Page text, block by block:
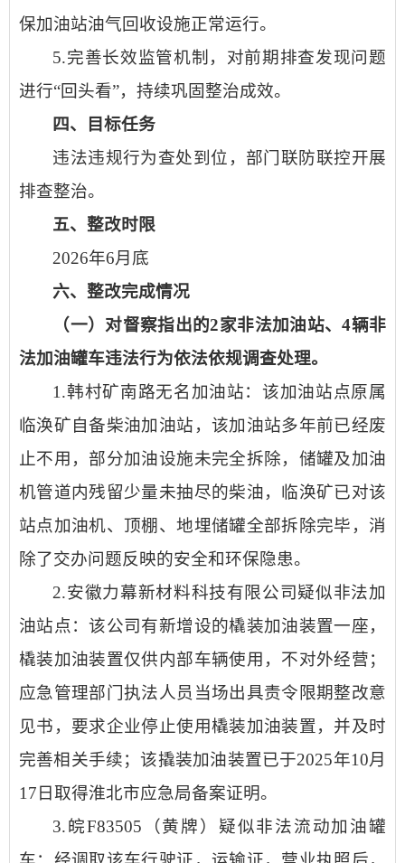
保加油站油气回收设施正常运行。
5.完善长效监管机制，对前期排查发现问题
进行“回头看”，持续巩固整治成效。
四、目标任务
违法违规行为查处到位，部门联防联控开展
排查整治。
五、整改时限
2026年6月底
六、整改完成情况
（一）对督察指出的2家非法加油站、4辆非
法加油罐车违法行为依法依规调查处理。
1.韩村矿南路无名加油站：该加油站点原属
临涣矿自备柴油加油站，该加油站多年前已经废
止不用，部分加油设施未完全拆除，储罐及加油
机管道内残留少量未抽尽的柴油，临涣矿已对该
站点加油机、顶棚、地埋储罐全部拆除完毕，消
除了交办问题反映的安全和环保隐患。
2.安徽力幕新材料科技有限公司疑似非法加
油站点：该公司有新增设的橇装加油装置一座，
橇装加油装置仅供内部车辆使用，不对外经营；
应急管理部门执法人员当场出具责令限期整改意
见书，要求企业停止使用橇装加油装置，并及时
完善相关手续；该撬装加油装置已于2025年10月
17日取得淮北市应急局备案证明。
3.皖F83505（黄牌）疑似非法流动加油罐